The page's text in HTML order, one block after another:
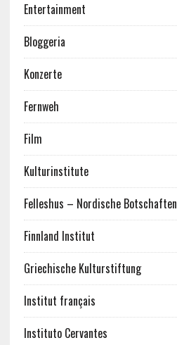
Entertainment
Bloggeria
Konzerte
Fernweh
Film
Kulturinstitute
Felleshus – Nordische Botschaften
Finnland Institut
Griechische Kulturstiftung
Institut français
Instituto Cervantes